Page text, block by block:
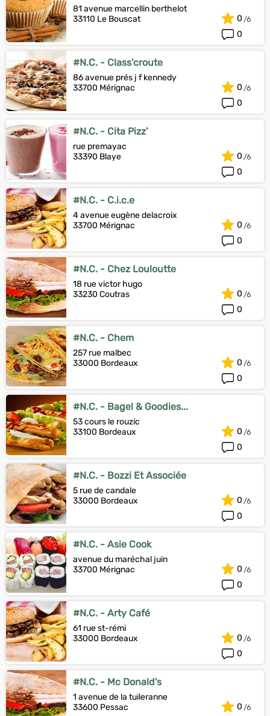
81 avenue marcellin berthelot
33110 Le Bouscat
0
0
#N.C. - Class'croute
86 avenue prés j f kennedy
33700 Mérignac
0
0
#N.C. - Cita Pizz'
rue premayac
33390 Blaye
0
0
#N.C. - C.i.c.e
4 avenue eugène delacroix
33700 Mérignac
0
0
#N.C. - Chez Louloutte
18 rue victor hugo
33230 Coutras
0
0
#N.C. - Chem
257 rue malbec
33000 Bordeaux
0
0
#N.C. - Bagel & Goodies...
53 cours le rouzic
33100 Bordeaux
0
0
#N.C. - Bozzi Et Associée
5 rue de candale
33000 Bordeaux
0
0
#N.C. - Asie Cook
avenue du maréchal juin
33700 Mérignac
0
0
#N.C. - Arty Café
61 rue st-rémi
33000 Bordeaux
0
0
#N.C. - Mc Donald's
1 avenue de la tuileranne
33600 Pessac
0